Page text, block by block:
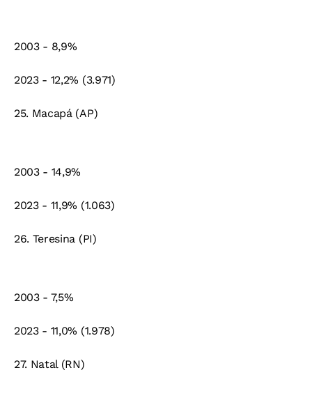
2003 - 8,9%
2023 - 12,2% (3.971)
25. Macapá (AP)
2003 - 14,9%
2023 - 11,9% (1.063)
26. Teresina (PI)
2003 - 7,5%
2023 - 11,0% (1.978)
27. Natal (RN)